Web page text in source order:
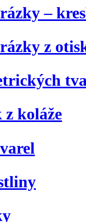
–
z
koláže